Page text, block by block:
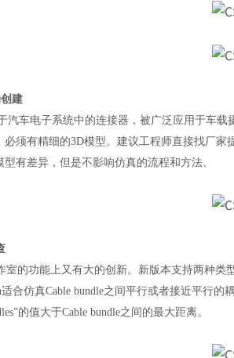
建
汽车电子系统中的连接器，被广泛应用于车
须有精细的3D模型。建议工程师直接找厂
有差异，但是不影响仿真的流程和方法。
室的功能上又有大的创新。新版本支持两种类
适合仿真Cable bundle之间平行或者接近平行
的值大于Cable bundle之间的最大距离。